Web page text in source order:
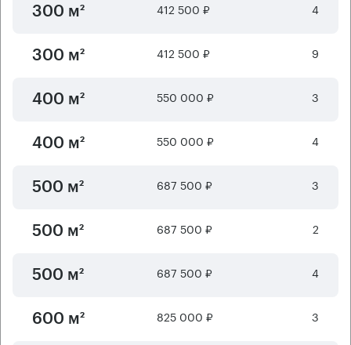
300 м² 412 500 ₽ 4
300 м² 412 500 ₽ 9
400 м² 550 000 ₽ 3
400 м² 550 000 ₽ 4
500 м² 687 500 ₽ 3
500 м² 687 500 ₽ 2
500 м² 687 500 ₽ 4
600 м² 825 000 ₽ 3